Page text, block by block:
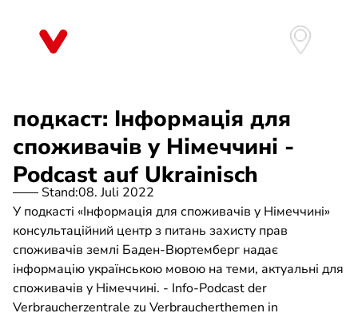
подкаст: Інформація для
споживачів у Німеччині -
Podcast auf Ukrainisch
Stand:08. Juli 2022
У подкасті «Інформація для споживачів у Німеччині»
консультаційний центр з питань захисту прав
споживачів землі Баден-Вюртемберг надає
інформацію українською мовою на теми, актуальні для
споживачів у Німеччині. - Info-Podcast der
Verbraucherzentrale zu Verbraucherthemen in